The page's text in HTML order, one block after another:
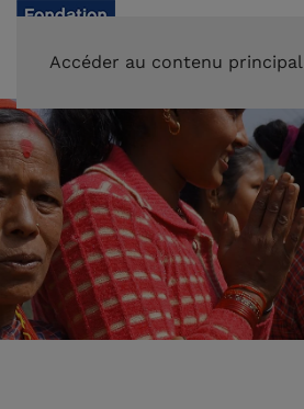
Accéder au contenu principal